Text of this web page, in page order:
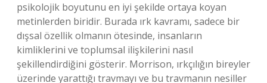
psikolojik boyutunu en iyi şekilde ortaya koyan
metinlerden biridir. Burada ırk kavramı, sadece bir
dışsal özellik olmanın ötesinde, insanların
kimliklerini ve toplumsal ilişkilerini nasıl
şekillendirdiğini gösterir. Morrison, ırkçılığın bireyler
üzerinde yarattığı travmayı ve bu travmanın nesiller